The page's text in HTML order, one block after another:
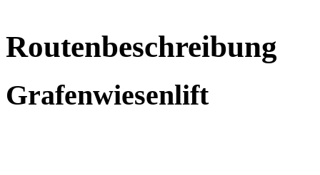
Routenbeschreibung
Grafenwiesenlift